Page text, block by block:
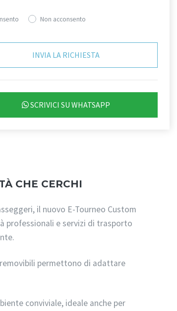
Non acconsento
SCRIVICI SU WHATSAPP
CHE CERCHI
il nuovo E-Tourneo Custom
professionali e servizi di trasporto
permettono di adattare
conviviale, ideale anche per